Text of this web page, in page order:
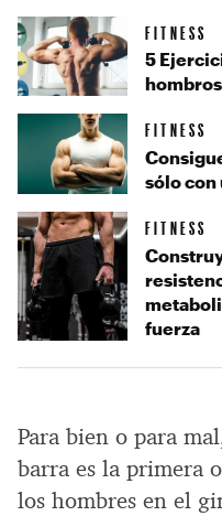
Para bien o para
barra es la primera
los hombres en el
FITNESS
5
FITNESS
sólo con
FITNESS
fuerza